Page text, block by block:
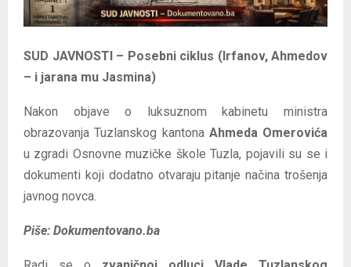
SUD JAVNOSTI – Posebni ciklus (Irfanov, Ahmedov
– i jarana mu Jasmina)
Nakon objave o luksuznom kabinetu ministra
obrazovanja Tuzlanskog kantona Ahmeda Omerovića
u zgradi Osnovne muzičke škole Tuzla, pojavili su se i
dokumenti koji dodatno otvaraju pitanje načina trošenja
javnog novca.
Piše: Dokumentovano.ba